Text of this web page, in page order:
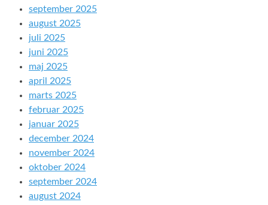
september 2025
august 2025
juli 2025
juni 2025
maj 2025
april 2025
marts 2025
februar 2025
januar 2025
december 2024
november 2024
oktober 2024
september 2024
august 2024